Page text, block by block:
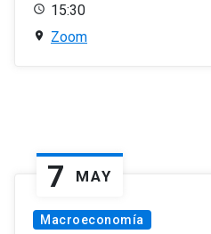
15:30
Zoom
7 MAY
Macroeconomía